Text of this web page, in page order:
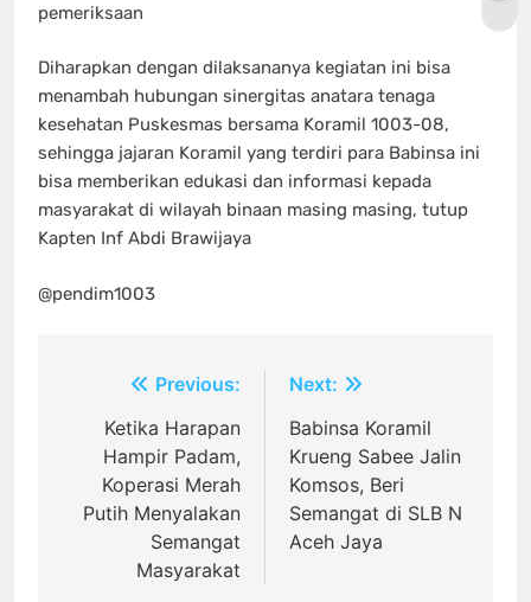
pemeriksaan
Diharapkan dengan dilaksananya kegiatan ini bisa
menambah hubungan sinergitas anatara tenaga
kesehatan Puskesmas bersama Koramil 1003-08,
sehingga jajaran Koramil yang terdiri para Babinsa ini
bisa memberikan edukasi dan informasi kepada
masyarakat di wilayah binaan masing masing, tutup
Kapten Inf Abdi Brawijaya
@pendim1003
Navigasi
pos
Previous:
Ketika Harapan
Hampir Padam,
Koperasi Merah
Putih Menyalakan
Semangat
Masyarakat
Next:
Babinsa Koramil
Krueng Sabee Jalin
Komsos, Beri
Semangat di SLB N
Aceh Jaya